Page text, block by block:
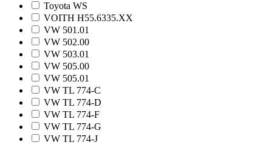
Toyota WS
VOITH H55.6335.XX
VW 501.01
VW 502.00
VW 503.01
VW 505.00
VW 505.01
VW TL 774-C
VW TL 774-D
VW TL 774-F
VW TL 774-G
VW TL 774-J